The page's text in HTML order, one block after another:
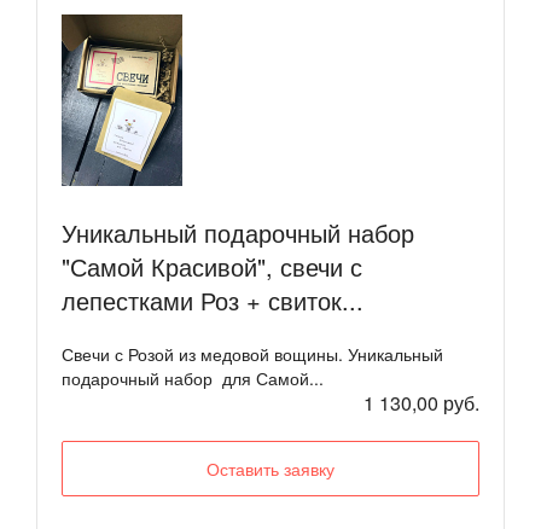
Уникальный подарочный набор
"Самой Красивой", свечи с
лепестками Роз + свиток...
Свечи с Розой из медовой вощины. Уникальный
подарочный набор для Самой...
1 130,00 руб.
Оставить заявку